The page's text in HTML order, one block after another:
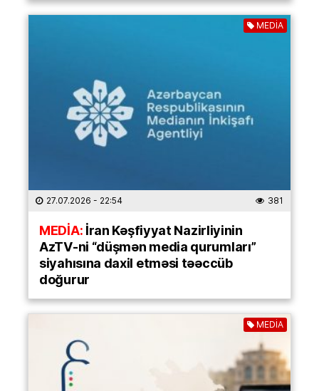
MEDİA
27.07.2026 - 22:54 381
MEDİA:İran Kəşfiyyat Nazirliyinin
AzTV-ni “düşmən media qurumları”
siyahısına daxil etməsi təəccüb
doğurur
MEDİA